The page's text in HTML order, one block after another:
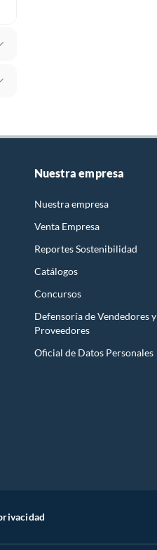
Nuestra empresa
Nuestra empresa
Venta Empresa
Reportes Sostenibilidad
Catálogos
Concursos
Defensoría de Vendedores y
Proveedores
Oficial de Datos Personales